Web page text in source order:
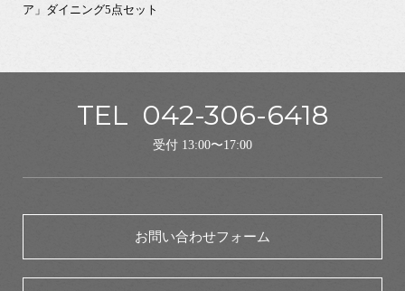
ア」ダイニング5点セット
TEL 042-306-6418
受付 13:00〜17:00
お問い合わせフォーム